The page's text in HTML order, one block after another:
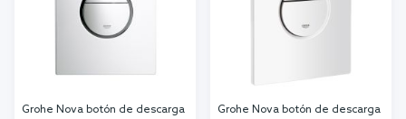
Grohe Nova botón de descarga
Grohe Nova botón de descarga